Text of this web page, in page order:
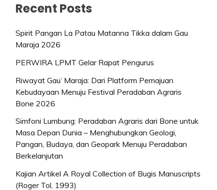
Recent Posts
Spirit Pangan La Patau Matanna Tikka dalam Gau
Maraja 2026
PERWIRA LPMT Gelar Rapat Pengurus
Riwayat Gau’ Maraja: Dari Platform Pemajuan
Kebudayaan Menuju Festival Peradaban Agraris
Bone 2026
Simfoni Lumbung: Peradaban Agraris dari Bone untuk
Masa Depan Dunia – Menghubungkan Geologi,
Pangan, Budaya, dan Geopark Menuju Peradaban
Berkelanjutan
Kajian Artikel A Royal Collection of Bugis Manuscripts
(Roger Tol, 1993)